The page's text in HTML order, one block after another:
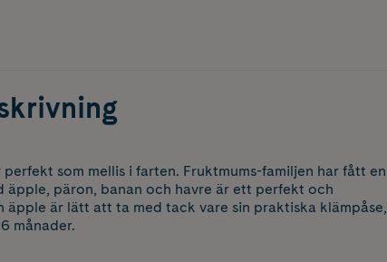
som mellis i farten. Fruktmums-familjen har fått en
äpple, päron, banan och havre är ett perfekt och
äpple är lätt att ta med tack vare sin praktiska klämpåse,
månader.